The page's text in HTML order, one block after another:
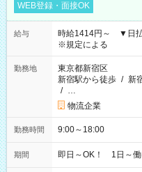
WEB登録・面接OK
給与
時給1414円～ ▼日
※規定による
勤務地
東京都新宿区
新宿駅から徒歩 / 新
/ …
物流企業
勤務時間 9:00～18:00
期間 即日～OK！ 1日～働